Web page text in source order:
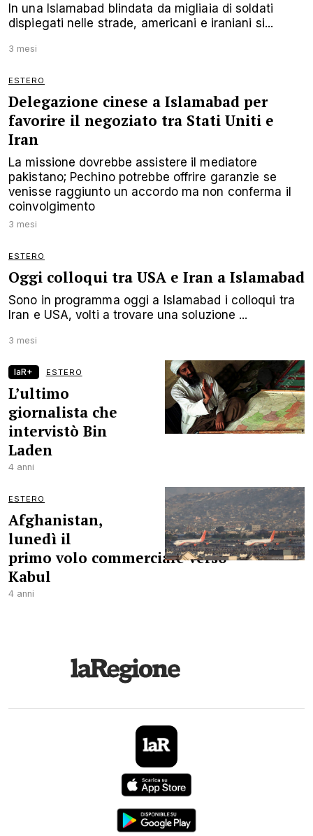
In una Islamabad blindata da migliaia di soldati
dispiegati nelle strade, americani e iraniani si...
3 mesi
ESTERO
Delegazione cinese a Islamabad per
favorire il negoziato tra Stati Uniti e
Iran
La missione dovrebbe assistere il mediatore
pakistano; Pechino potrebbe offrire garanzie se
venisse raggiunto un accordo ma non conferma il
coinvolgimento
3 mesi
ESTERO
Oggi colloqui tra USA e Iran a Islamabad
Sono in programma oggi a Islamabad i colloqui tra
Iran e USA, volti a trovare una soluzione ...
3 mesi
laR+ ESTERO
L’ultimo
giornalista che
intervistò Bin
Laden
4 anni
ESTERO
Afghanistan,
lunedì il
primo volo commerciale verso
Kabul
4 anni